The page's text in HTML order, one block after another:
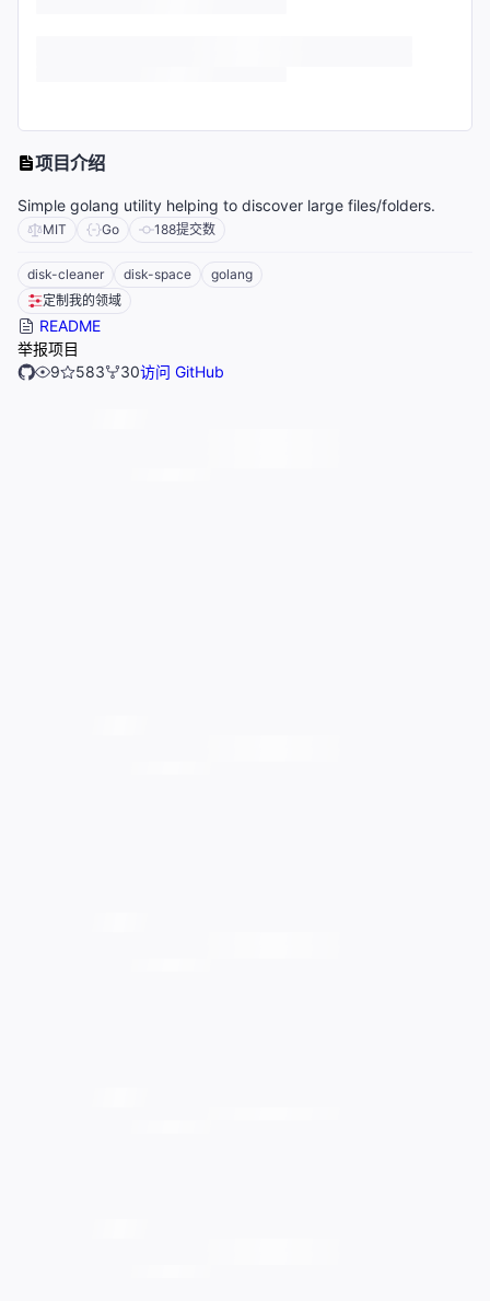
项目介绍
Simple golang utility helping to discover large files/folders.
MIT Go 188提交数
disk-cleaner disk-space
golang
定制我的领域
README
举报项目
9
583 30访问 GitHub